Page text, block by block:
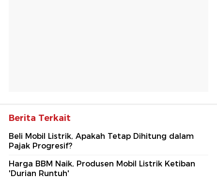
Berita Terkait
Beli Mobil Listrik, Apakah Tetap Dihitung dalam
Pajak Progresif?
Harga BBM Naik, Produsen Mobil Listrik Ketiban
'Durian Runtuh'